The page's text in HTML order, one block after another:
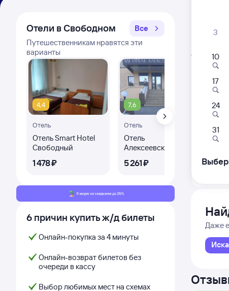
Отели в Свободном
Все
Путешественникам нравятся эти
варианты
4,4
Отель
Отель Smart Hotel
Свободный
1 ⁠478 ⁠₽
7,6
Отель
Отель
Алексеевский
5 ⁠261 ⁠₽
6 причин купить ж/д билеты
Онлайн-покупка за 4 минуты
Онлайн-возврат билетов без
очереди в кассу
Выбор любимых мест на схемах
Открыта
375Ь
Арга
из
20:46
Дни
Даже
3
10
17
24
31